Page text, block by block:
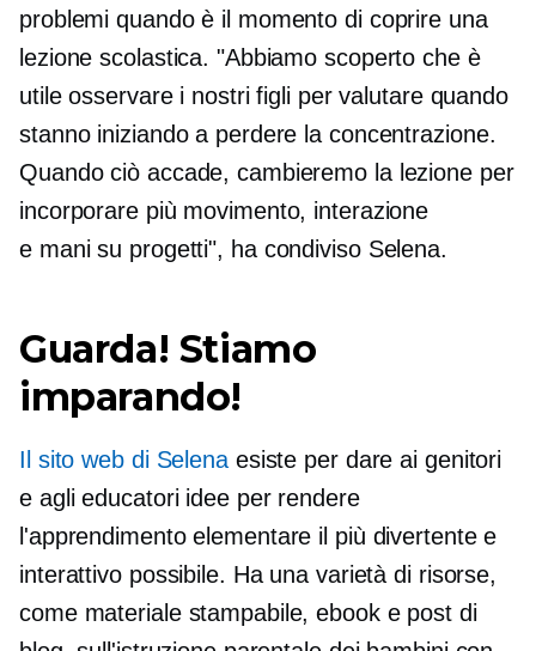
problemi quando è il momento di coprire una
lezione scolastica. "Abbiamo scoperto che è
utile osservare i nostri figli per valutare quando
stanno iniziando a perdere la concentrazione.
Quando ciò accade, cambieremo la lezione per
incorporare più movimento, interazione
e mani su progetti", ha condiviso Selena.
Guarda! Stiamo
imparando!
Il sito web di Selenaesiste per dare ai genitori
e agli educatori idee per rendere
l'apprendimento elementare il più divertente e
interattivo possibile. Ha una varietà di risorse,
come materiale stampabile, ebook e post di